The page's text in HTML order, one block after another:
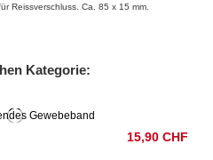
Reissverschluss. Ca. 85 x 15 mm.
Kategorie:
15,90 CHF